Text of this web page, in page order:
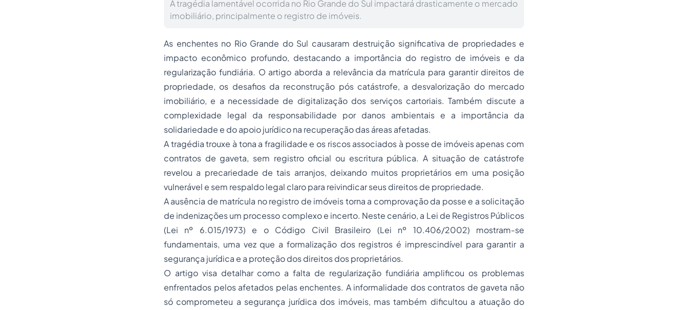
A tragédia lamentável ocorrida no Rio Grande do Sul impactará drasticamente o mercado
imobiliário, principalmente o registro de imóveis.
As enchentes no Rio Grande do Sul causaram destruição significativa de propriedades e
impacto econômico profundo, destacando a importância do registro de imóveis e da
regularização fundiária. O artigo aborda a relevância da matrícula para garantir direitos de
propriedade, os desafios da reconstrução pós catástrofe, a desvalorização do mercado
imobiliário, e a necessidade de digitalização dos serviços cartoriais. Também discute a
complexidade legal da responsabilidade por danos ambientais e a importância da
solidariedade e do apoio jurídico na recuperação das áreas afetadas.
A tragédia trouxe à tona a fragilidade e os riscos associados à posse de imóveis apenas com
contratos de gaveta, sem registro oficial ou escritura pública. A situação de catástrofe
revelou a precariedade de tais arranjos, deixando muitos proprietários em uma posição
vulnerável e sem respaldo legal claro para reivindicar seus direitos de propriedade.
A ausência de matrícula no registro de imóveis torna a comprovação da posse e a solicitação
de indenizações um processo complexo e incerto. Neste cenário, a Lei de Registros Públicos
(Lei nº 6.015/1973) e o Código Civil Brasileiro (Lei nº 10.406/2002) mostram-se
fundamentais, uma vez que a formalização dos registros é imprescindível para garantir a
segurança jurídica e a proteção dos direitos dos proprietários.
O artigo visa detalhar como a falta de regularização fundiária amplificou os problemas
enfrentados pelos afetados pelas enchentes. A informalidade dos contratos de gaveta não
só comprometeu a segurança jurídica dos imóveis, mas também dificultou a atuação do